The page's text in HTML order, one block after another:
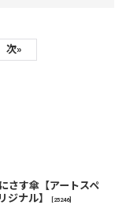
次»
さす傘【アートスペ
ジナル】
[25246]